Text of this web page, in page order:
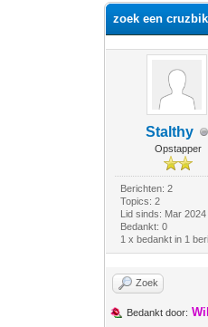
zoek een
Stalthy
Opstapper
Berichten: 2
Topics: 2
Lid sinds: Mar 2024
Bedankt: 0
1 x bedankt in 1
Zoek
Bedankt door: